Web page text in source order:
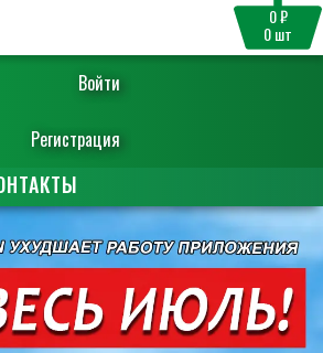
Войти
Регистрация
0 ₽
0шт